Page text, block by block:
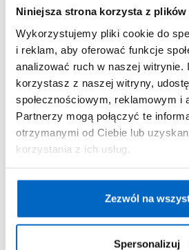
Niniejsza strona korzysta z plików
Wykorzystujemy pliki cookie do
i reklam, aby oferować funkcje
analizować ruch w naszej witrynie.
korzystasz z naszej witryny,
społecznościowym, reklamowym i
Partnerzy mogą połączyć te
otrzymanymi od Ciebie lub
korzystania z ich usług.
Zezwól na
Spersonalizuj
wykonane, miały atesty i
gwarantujące
z niemowlęciem.
Jagna Szulc-
Położna,
opiniowania
użytkowych w